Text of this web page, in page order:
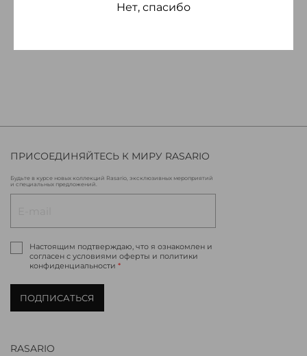
RASARIO
ПРИСОЕДИНЯЙТЕСЬ К МИРУ RASARIO
Будьте в курсе новых коллекций Rasario, эксклюзивных мероприятий
и специальных предложений.
Настоящим подтверждаю, что я ознакомлен и
согласен с условиями оферты и политики
конфиденциальности *
ПОДПИСАТЬСЯ
Нет, спасибо